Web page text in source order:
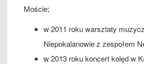
Moście;
w 2011 roku warsztaty
Niepokalanowie z zespołem
w 2013 roku koncert kolęd w